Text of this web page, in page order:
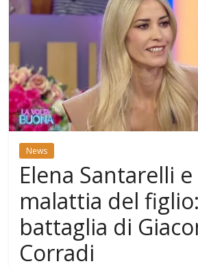
News
Elena Santarelli e
malattia del
battaglia di
Corradi